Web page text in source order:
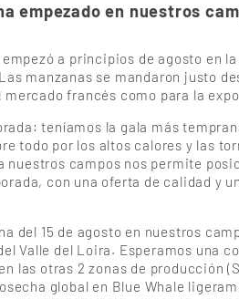
empezado en nuestros
a principios de agosto en
manzanas se mandaron justo
mercado francés como para la
teníamos la gala más
todo por los altos calores y las
nuestros campos nos permite
con una oferta de calidad y
del 15 de agosto en nuestros
Valle del Loira. Esperamos una
las otras 2 zonas de producción
global en Blue Whale